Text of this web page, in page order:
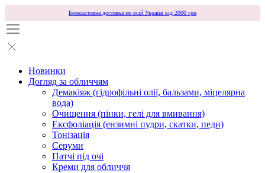
Безкоштовна доставка по всій Україні від 2000 грн
Новинки
Догляд за обличчям
Демакіяж (гідрофільні олії, бальзами, міцелярна
вода)
Очищення (пінки, гелі для вмивання)
Ексфоліація (ензимні пудри, скатки, педи)
Тонізація
Серуми
Патчі під очі
Креми для обличчя